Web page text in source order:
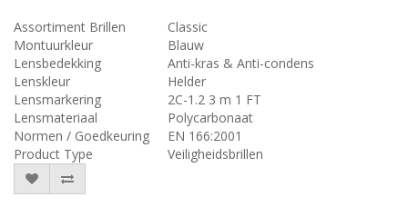
Assortiment Brillen
Classic
Montuurkleur
Blauw
Lensbedekking
Anti-kras & Anti-condens
Lenskleur
Helder
Lensmarkering
2C-1.2 3 m 1 FT
Lensmateriaal
Polycarbonaat
Normen / Goedkeuring
EN 166:2001
Product Type
Veiligheidsbrillen